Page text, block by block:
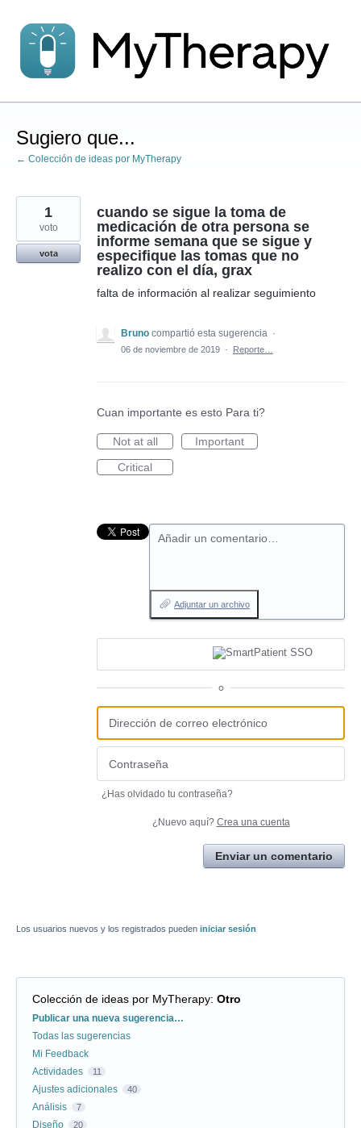
al
contenido
Sugiero que...
← Colección de ideas por MyTherapy
cuando se sigue la toma de
medicación de otra persona se
informe semana que se sigue y
especifique las tomas que no
realizo con el día, grax
falta de información al realizar seguimiento
1
voto
vota
Bruno compartió esta sugerencia ·
06 de noviembre de 2019 · Reporte…
Cuan importante es esto Para ti?
Not at all
Important
Critical
Añadir un comentario…
Adjuntar un archivo
o
¿Has olvidado tu contraseña?
¿Nuevo aquí? Crea una cuenta
Enviar un comentario
Los usuarios nuevos y los registrados pueden iniciar sesión
Colección de ideas por MyTherapy: Otro
Categorías
Publicar una nueva sugerencia…
Todas las sugerencias
Mi Feedback
Actividades
11
Ajustes adicionales 40
Análisis 7
Diseño 20